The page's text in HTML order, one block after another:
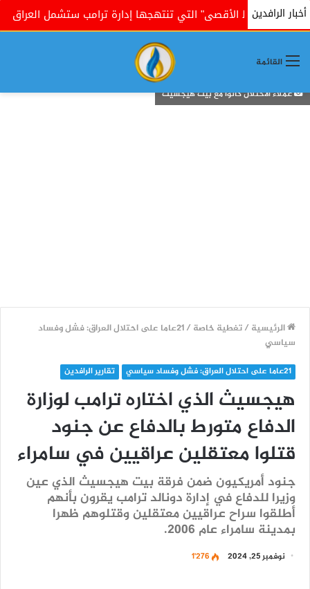
أخبار الرافدينالأقصى" التي تنتهجها إدارة ترامب ستشمل العراق
القائمة
عملاء الاحتلال كانوا مع بيت هيجسيث
الرئيسية /تغطية خاصة /
21عاما على احتلال العراق: فشل وفساد
سياسي
21عاما على احتلال العراق: فشل وفساد سياسي تقارير الرافدين
هيجسيث الذي اختاره ترامب لوزارة
الدفاع متورط بالدفاع عن جنود
قتلوا معتقلين عراقيين في سامراء
جنود أمريكيون ضمن فرقة بيت هيجسيث الذي عين
وزيرا للدفاع في إدارة دونالد ترامب يقرون بأنهم
أطلقوا سراح عراقيين معتقلين وقتلوهم ظهرا
بمدينة سامراء عام 2006.
نوفمبر 25, 2024 1٬276